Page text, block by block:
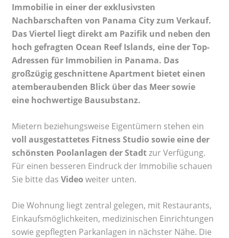
Immobilie in einer der exklusivsten
Nachbarschaften von Panama City zum Verkauf.
Das Viertel liegt direkt am Pazifik und neben den
hoch gefragten Ocean Reef Islands, eine der Top-
Adressen für Immobilien in Panama. Das
großzügig geschnittene Apartment bietet einen
atemberaubenden Blick über das Meer sowie
eine hochwertige Bausubstanz.
Mietern beziehungsweise Eigentümern stehen ein
voll ausgestattetes Fitness Studio sowie eine der
schönsten Poolanlagen der Stadtzur Verfügung.
Für einen besseren Eindruck der Immobilie schauen
Sie bitte das Video weiter unten.
Die Wohnung liegt zentral gelegen, mit Restaurants,
Einkaufsmöglichkeiten, medizinischen Einrichtungen
sowie gepflegten Parkanlagen in nächster Nähe. Die